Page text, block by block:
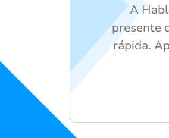
A
presente
rápida.